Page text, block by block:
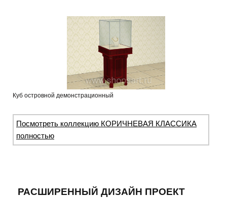
Куб островной демонстрационный
Посмотреть коллекцию КОРИЧНЕВАЯ КЛАССИКА
полностью
РАСШИРЕННЫЙ ДИЗАЙН ПРОЕКТ